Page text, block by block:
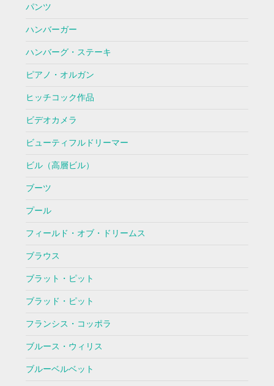
パンツ
ハンバーガー
ハンバーグ・ステーキ
ピアノ・オルガン
ヒッチコック作品
ビデオカメラ
ビューティフルドリーマー
ビル（高層ビル）
ブーツ
プール
フィールド・オブ・ドリームス
ブラウス
ブラット・ピット
ブラッド・ピット
フランシス・コッポラ
ブルース・ウィリス
ブルーベルベット